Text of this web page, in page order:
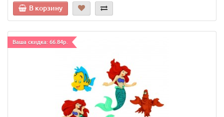
В корзину
Ваша скидка: 66.84р.